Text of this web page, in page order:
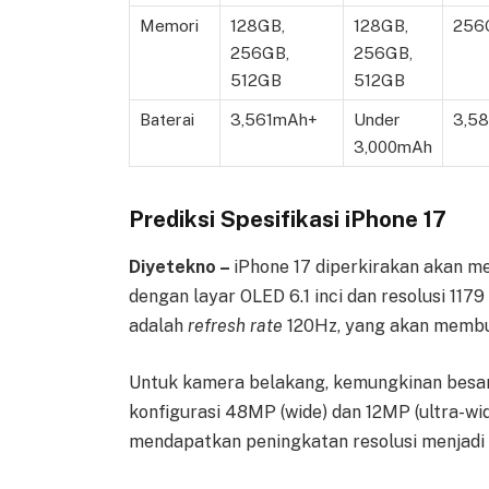
Memori
128GB,
256GB,
512GB
128GB,
256GB,
512GB
Baterai 3,561mAh+
Under
3,000mAh
Prediksi Spesifikasi iPhone 17
Diyetekno – iPhone 17 diperkirakan akan
dengan layar OLED 6.1 inci dan resolusi
adalah refresh rate 120Hz, yang akan
Untuk kamera belakang, kemungkinan
konfigurasi 48MP (wide) dan 12MP (ultra-
mendapatkan peningkatan resolusi menjadi